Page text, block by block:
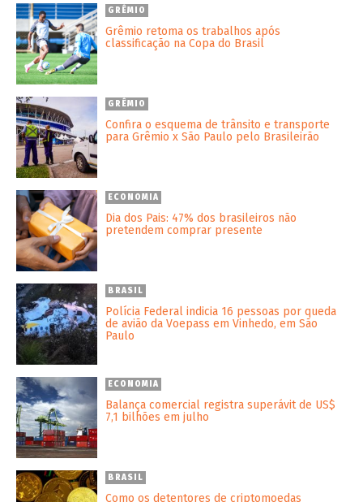
GRÊMIO
Grêmio retoma os trabalhos após
classificação na Copa do Brasil
GRÊMIO
Confira o esquema de trânsito e transporte
para Grêmio x São Paulo pelo Brasileirão
ECONOMIA
Dia dos Pais: 47% dos brasileiros não
pretendem comprar presente
BRASIL
Polícia Federal indicia 16 pessoas por queda
de avião da Voepass em Vinhedo, em São
Paulo
ECONOMIA
Balança comercial registra superávit de US$
7,1 bilhões em julho
BRASIL
Como os detentores de criptomoedas